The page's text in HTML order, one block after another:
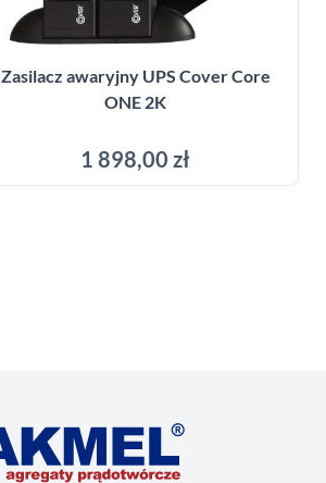
Zasilacz awaryjny UPS Cover Core
ONE 2K
1 898,00 zł